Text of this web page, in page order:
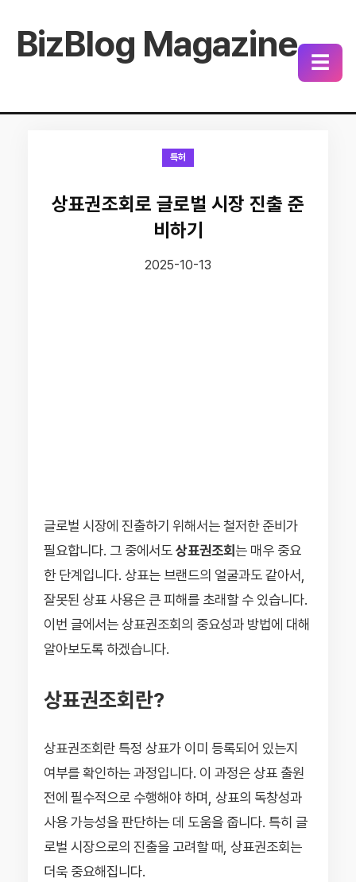
BizBlog Magazine ☰
특허
상표권조회로 글로벌 시장 진출 준
비하기
2025-10-13
글로벌 시장에 진출하기 위해서는 철저한 준비가
필요합니다. 그 중에서도상표권조회 는 매우 중요
한 단계입니다. 상표는 브랜드의 얼굴과도 같아서,
잘못된 상표 사용은 큰 피해를 초래할 수 있습니다.
이번 글에서는 상표권조회의 중요성과 방법에 대해
알아보도록 하겠습니다.
상표권조회란?
상표권조회란 특정 상표가 이미 등록되어 있는지
여부를 확인하는 과정입니다. 이 과정은 상표 출원
전에 필수적으로 수행해야 하며, 상표의 독창성과
사용 가능성을 판단하는 데 도움을 줍니다. 특히 글
로벌 시장으로의 진출을 고려할 때, 상표권조회는
더욱 중요해집니다.